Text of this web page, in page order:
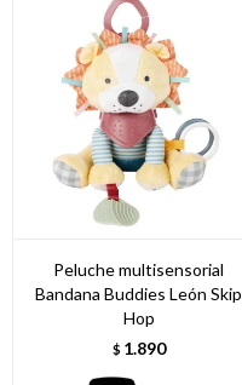
Peluche multisensorial
Bandana Buddies León Skip
Hop
$ 1.890